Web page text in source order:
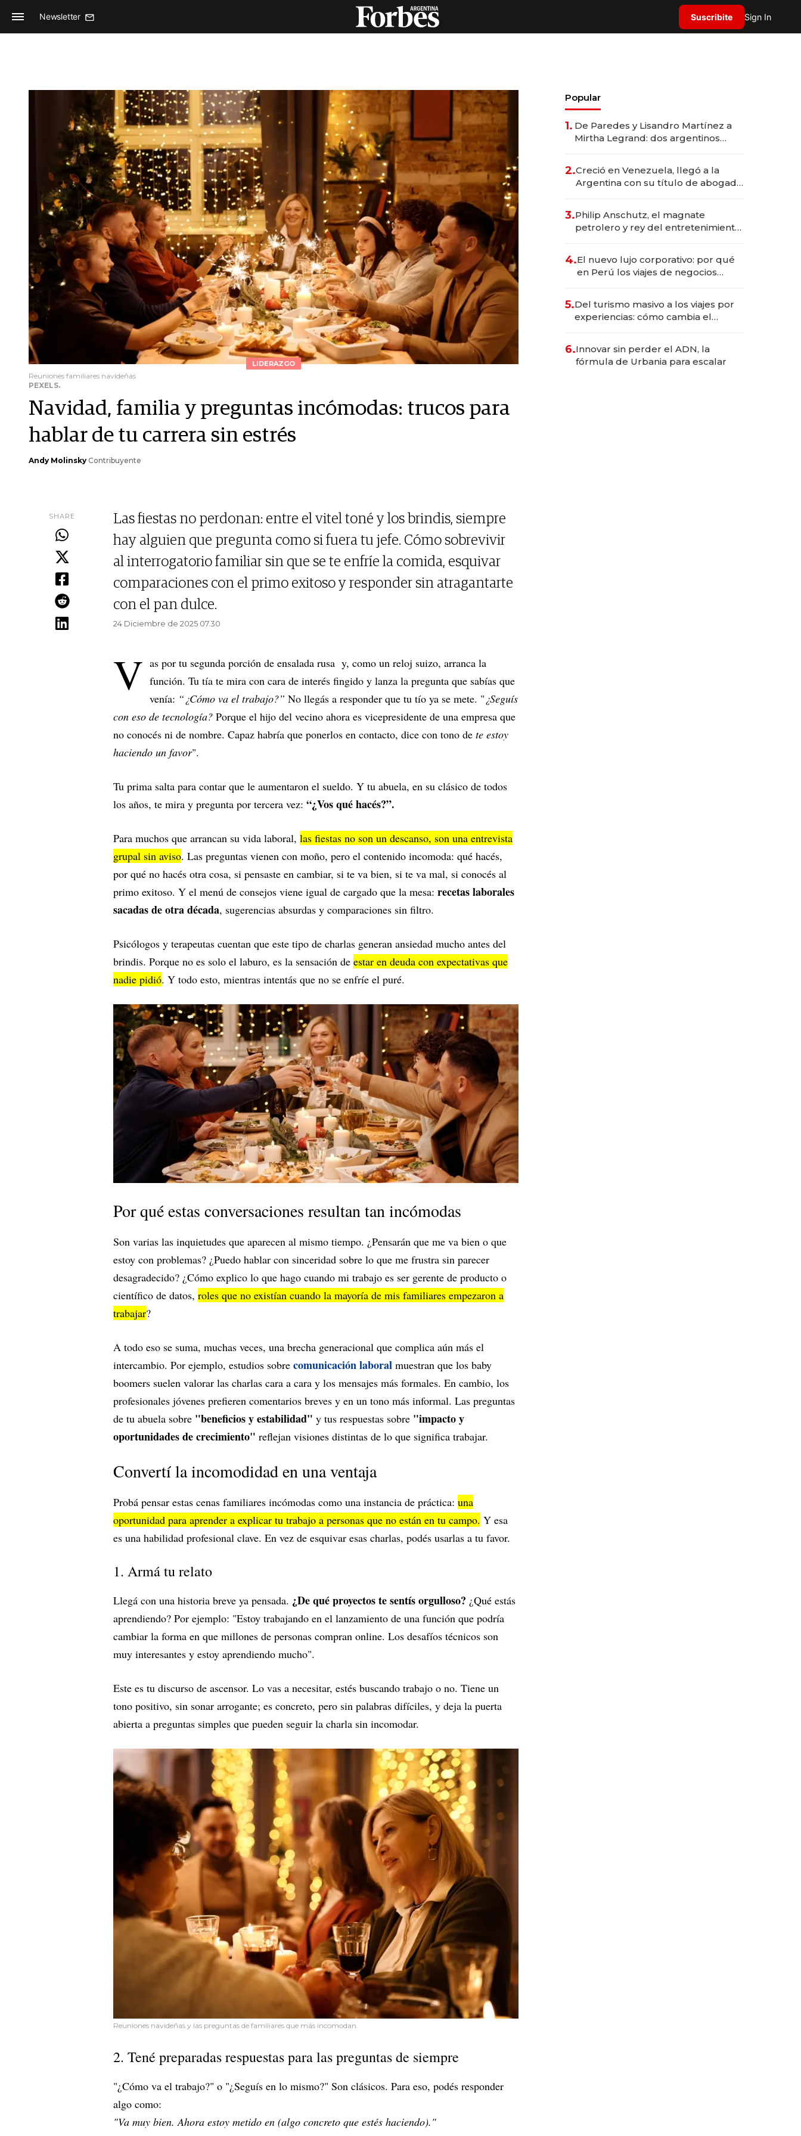
Newsletter Suscribite Sign In
LIDERAZGO
Reuniones familiares navideñas
PEXELS.
Navidad, familia y preguntas incómodas: trucos para
hablar de tu carrera sin estrés
Andy Molinsky Contribuyente
SHARE
Las fiestas no perdonan: entre el vitel toné y los brindis, siempre
hay alguien que pregunta como si fuera tu jefe. Cómo sobrevivir
al interrogatorio familiar sin que se te enfríe la comida, esquivar
comparaciones con el primo exitoso y responder sin atragantarte
con el pan dulce.
24 Diciembre de 2025 07.30
V as por tu segunda porción de ensalada rusa y, como un reloj suizo, arranca la
función. Tu tía te mira con cara de interés fingido y lanza la pregunta que sabías que
venía: “¿Cómo va el trabajo?” No llegás a responder que tu tío ya se mete. "¿Seguís
con eso de tecnología? Porque el hijo del vecino ahora es vicepresidente de una empresa que
no conocés ni de nombre. Capaz habría que ponerlos en contacto, dice con tono de te estoy
haciendo un favor".
Tu prima salta para contar que le aumentaron el sueldo. Y tu abuela, en su clásico de todos
los años, te mira y pregunta por tercera vez: “¿Vos qué hacés?”.
Para muchos que arrancan su vida laboral, las fiestas no son un descanso, son una entrevista
grupal sin aviso. Las preguntas vienen con moño, pero el contenido incomoda: qué hacés,
por qué no hacés otra cosa, si pensaste en cambiar, si te va bien, si te va mal, si conocés al
primo exitoso. Y el menú de consejos viene igual de cargado que la mesa: recetas laborales
sacadas de otra década, sugerencias absurdas y comparaciones sin filtro.
Psicólogos y terapeutas cuentan que este tipo de charlas generan ansiedad mucho antes del
brindis. Porque no es solo el laburo, es la sensación de estar en deuda con expectativas que
nadie pidió. Y todo esto, mientras intentás que no se enfríe el puré.
Por qué estas conversaciones resultan tan incómodas
Son varias las inquietudes que aparecen al mismo tiempo. ¿Pensarán que me va bien o que
estoy con problemas? ¿Puedo hablar con sinceridad sobre lo que me frustra sin parecer
desagradecido? ¿Cómo explico lo que hago cuando mi trabajo es ser gerente de producto o
científico de datos, roles que no existían cuando la mayoría de mis familiares empezaron a
trabajar?
A todo eso se suma, muchas veces, una brecha generacional que complica aún más el
intercambio. Por ejemplo, estudios sobre comunicación laboral muestran que los baby
boomers suelen valorar las charlas cara a cara y los mensajes más formales. En cambio, los
profesionales jóvenes prefieren comentarios breves y en un tono más informal. Las preguntas
de tu abuela sobre "beneficios y estabilidad" y tus respuestas sobre "impacto y
oportunidades de crecimiento" reflejan visiones distintas de lo que significa trabajar.
Convertí la incomodidad en una ventaja
Probá pensar estas cenas familiares incómodas como una instancia de práctica: una
oportunidad para aprender a explicar tu trabajo a personas que no están en tu campo. Y esa
es una habilidad profesional clave. En vez de esquivar esas charlas, podés usarlas a tu favor.
1. Armá tu relato
Llegá con una historia breve ya pensada. ¿De qué proyectos te sentís orgulloso? ¿Qué estás
aprendiendo? Por ejemplo: "Estoy trabajando en el lanzamiento de una función que podría
cambiar la forma en que millones de personas compran online. Los desafíos técnicos son
muy interesantes y estoy aprendiendo mucho".
Este es tu discurso de ascensor. Lo vas a necesitar, estés buscando trabajo o no. Tiene un
tono positivo, sin sonar arrogante; es concreto, pero sin palabras difíciles, y deja la puerta
abierta a preguntas simples que pueden seguir la charla sin incomodar.
Reuniones navideñas y las preguntas de familiares que más incomodan.
2. Tené preparadas respuestas para las preguntas de siempre
"¿Cómo va el trabajo?" o "¿Seguís en lo mismo?" Son clásicos. Para eso, podés responder
algo como:
"Va muy bien. Ahora estoy metido en (algo concreto que estés haciendo)."
Popular
1. De Paredes y Lisandro Martínez a
Mirtha Legrand: dos argentinos
2.Creció en Venezuela, llegó a la
Argentina con su título de abogado
marcas "fast premium"
3.Philip Anschutz, el magnate
petrolero y rey del entretenimiento
4.El nuevo lujo corporativo: por qué
en Perú los viajes de negocios
transformadoras
5.Del turismo masivo a los viajes por
experiencias: cómo cambia el
6.Innovar sin perder el ADN, la
fórmula de Urbania para escalar